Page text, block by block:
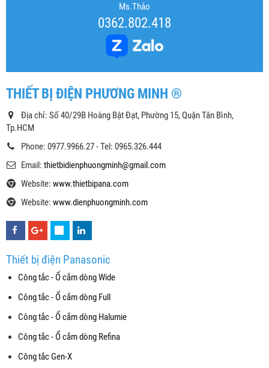
Ms.Thảo
0362.802.418
THIẾT BỊ ĐIỆN PHƯƠNG MINH ®
Địa chỉ: Số 40/29B Hoàng Bật Đạt, Phường 15, Quận Tân Bình,
Tp.HCM
Phone: 0977.9966.27 - Tel: 0965.326.444
Email: thietbidienphuongminh@gmail.com
Website: www.thietbipana.com
Website: www.dienphuongminh.com
Thiết bị điện Panasonic
Công tắc - Ổ cắm dòng Wide
Công tắc - Ổ cắm dòng Full
Công tắc - Ổ cắm dòng Halumie
Công tắc - Ổ cắm dòng Refina
Công tắc Gen-X